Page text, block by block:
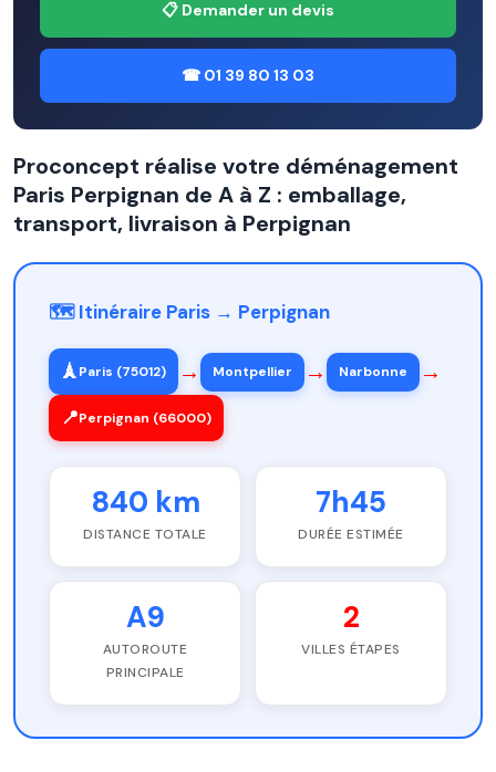
📋 Demander un devis
☎ 01 39 80 13 03
Proconcept réalise votre déménagement
Paris Perpignan de A à Z : emballage,
transport, livraison à Perpignan
🗺️ Itinéraire Paris → Perpignan
🗼Paris (75012) → Montpellier → Narbonne →
📍Perpignan (66000)
840 km
DISTANCE TOTALE
7h45
DURÉE ESTIMÉE
A9
AUTOROUTE
PRINCIPALE
2
VILLES ÉTAPES